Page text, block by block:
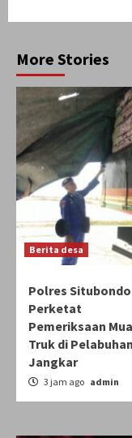
More Stories
Berita desa
Polres Situbondo
Perketat
Pemeriksaan
Truk di Pelabuhan
Jangkar
3 jam ago admin